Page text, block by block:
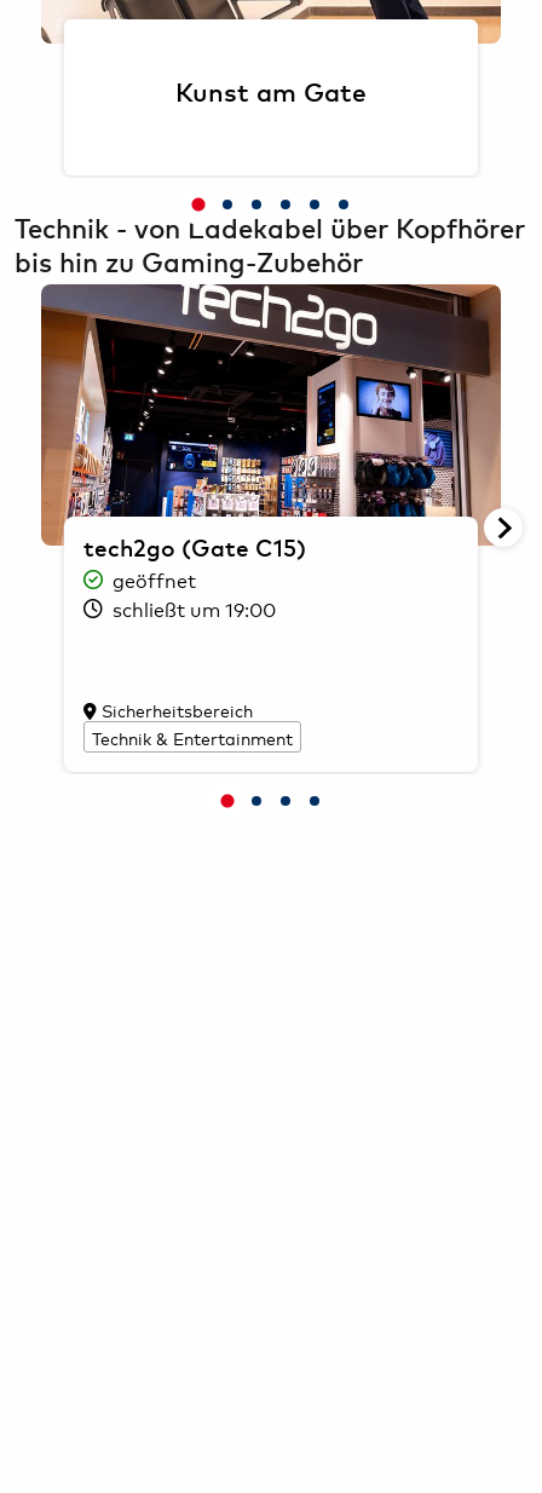
Kunst am Gate
Technik - von Ladekabel über Kopfhörer
bis hin zu Gaming-Zubehör
tech2go (Gate C15)
geöffnet
schließt um 19:00
Sicherheitsbereich
Technik & Entertainment